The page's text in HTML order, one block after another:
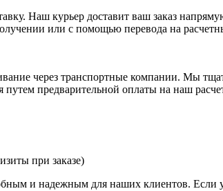
Наш курьер доставит ваш заказ
или с помощью перевода на
через транспортные компании. Мы
предварительной оплаты на наш
при заказе)
и надежным для наших клиентов.